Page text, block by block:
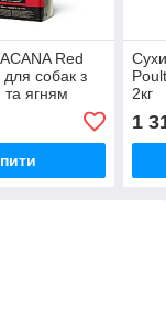
Red
собак з
ягням
2кг
1